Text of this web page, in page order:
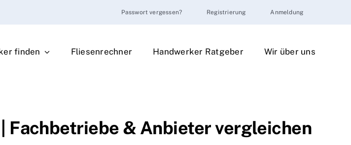
Passwort vergessen? Registrierung Anmeldung
finden Fliesenrechner Handwerker Ratgeber Wir über uns
Fachbetriebe & Anbieter vergleichen